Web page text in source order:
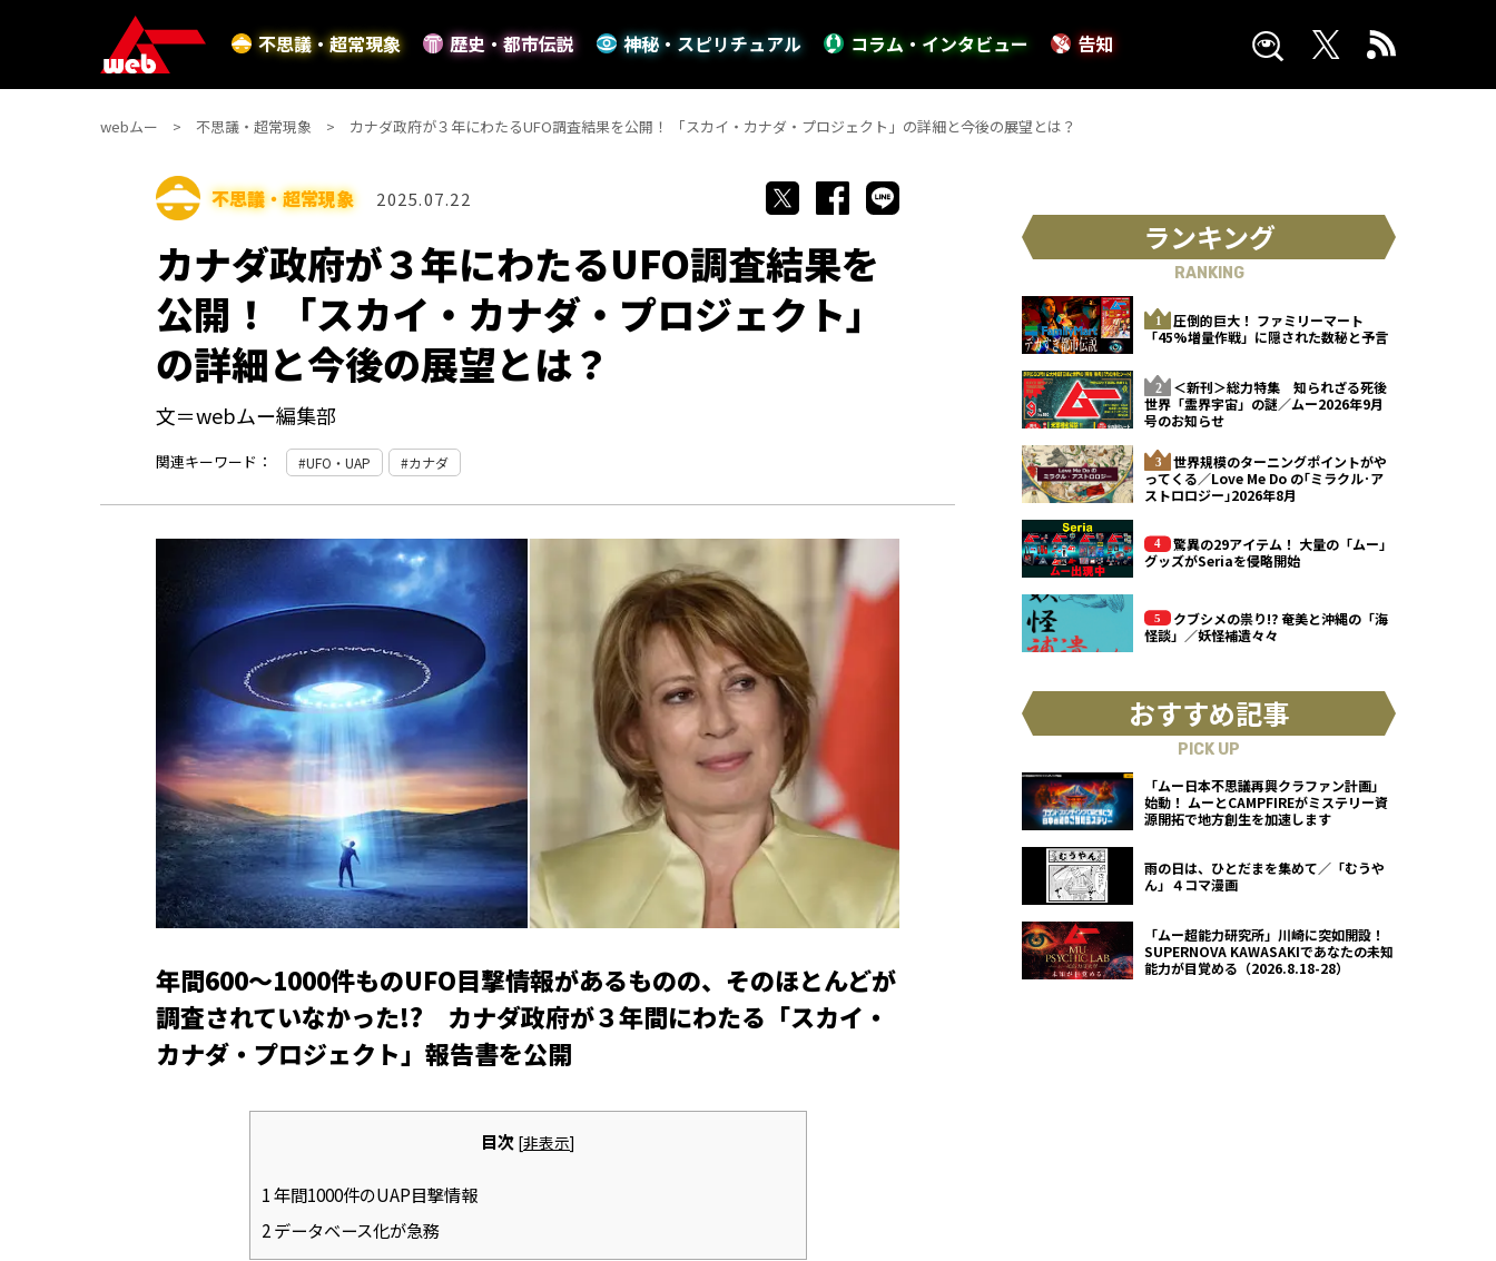
不思議・超常現象 歴史・都市伝説 神秘・スピリチュアル コラム・インタビュー 告知
webムー 不思議・超常現象 カナダ政府が３年にわたるUFO調査結果を公開！ 「スカイ・カナダ・プロジェクト」の詳細と今後の展望とは？
不思議・超常現象 2025.07.22
カナダ政府が３年にわたるUFO調査結果を
公開！ 「スカイ・カナダ・プロジェクト」
の詳細と今後の展望とは？
文＝webムー編集部
関連キーワード： UFO・UAP カナダ
年間600～1000件ものUFO目撃情報があるものの、そのほとんどが
調査されていなかった!? カナダ政府が３年間にわたる「スカイ・
カナダ・プロジェクト」報告書を公開
目次 [非表示]
1年間1000件のUAP目撃情報
2データベース化が急務
ランキング
RANKING
圧倒的巨大！ ファミリーマート
「45%増量作戦」に隠された数秘と予言
＜新刊＞総力特集 知られざる死後
世界「霊界宇宙」の謎／ムー2026年9月
号のお知らせ
世界規模のターニングポイントがや
ってくる／Love Me Do の｢ミラクル･ア
ストロロジー｣2026年8月
驚異の29アイテム！ 大量の「ムー」
グッズがSeriaを侵略開始
クブシメの祟り!? 奄美と沖縄の「海
怪談」／妖怪補遺々々
おすすめ記事
PICK UP
「ムー日本不思議再興クラファン計画」
始動！ ムーとCAMPFIREがミステリー資
源開拓で地方創生を加速します
雨の日は、ひとだまを集めて／「むうや
ん」４コマ漫画
「ムー超能力研究所」川崎に突如開設！
SUPERNOVA KAWASAKIであなたの未知
能力が目覚める（2026.8.18-28）